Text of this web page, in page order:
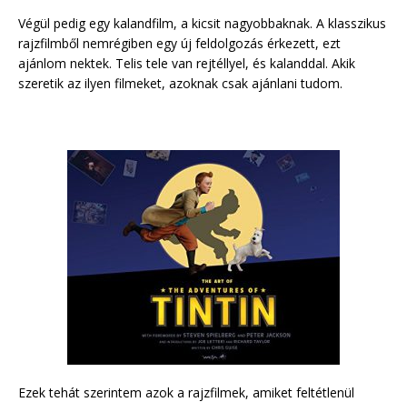
Végül pedig egy kalandfilm, a kicsit nagyobbaknak. A klasszikus
rajzfilmből nemrégiben egy új feldolgozás érkezett, ezt
ajánlom nektek. Telis tele van rejtéllyel, és kalanddal. Akik
szeretik az ilyen filmeket, azoknak csak ajánlani tudom.
Ezek tehát szerintem azok a rajzfilmek, amiket feltétlenül